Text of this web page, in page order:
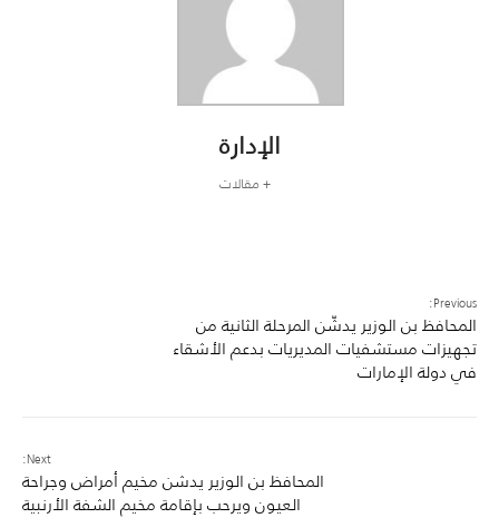
الإدارة
+ مقالات
Previous:
المحافظ بن الوزير يدشّن المرحلة الثانية من
تجهيزات مستشفيات المديريات بدعم الأشقاء
في دولة الإمارات
Next:
المحافظ بن الوزير يدشن مخيم أمراض وجراحة
العيون ويرحب بإقامة مخيم الشفة الأرنبية